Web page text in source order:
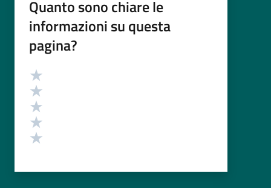
Quanto sono chiare le
informazioni su questa
pagina?
Valutazione